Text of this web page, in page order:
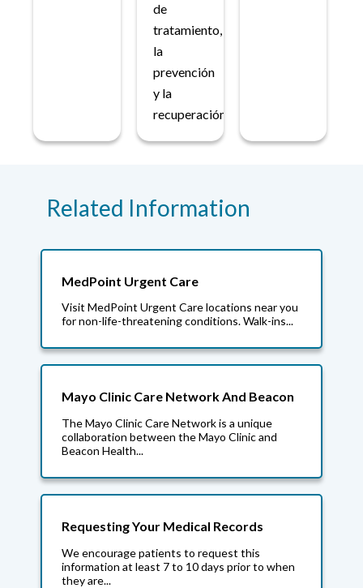
de
tratamiento,
la
prevención
y la
recuperación.
Related Information
MedPoint Urgent Care
Visit MedPoint Urgent Care locations near you
for non-life-threatening conditions. Walk-ins...
Mayo Clinic Care Network And Beacon
The Mayo Clinic Care Network is a unique
collaboration between the Mayo Clinic and
Beacon Health...
Requesting Your Medical Records
We encourage patients to request this
information at least 7 to 10 days prior to when
they are...